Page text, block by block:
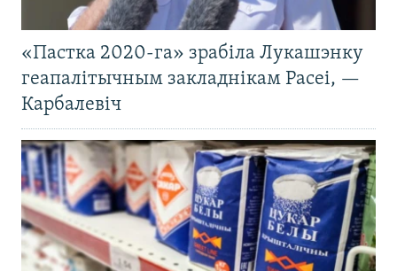
«Пастка 2020-га» зрабіла Лукашэнку
геапалітычным закладнікам Расеі, —
Карбалевіч